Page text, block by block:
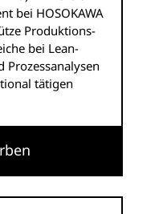
bei HOSOKAWA
Produktions-
bei Lean-
Prozessanalysen
tätigen